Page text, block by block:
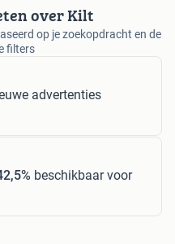
over Kilt
op je zoekopdracht en de
filters
advertenties
beschikbaar voor